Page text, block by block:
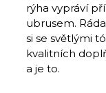
rýha vypráví
ubrusem.
si se světlými
kvalitních
a je to.